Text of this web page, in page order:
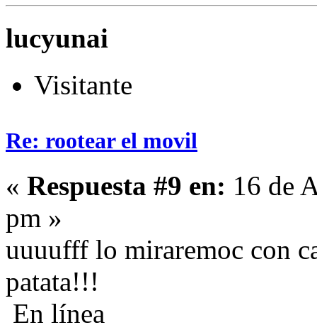
lucyunai
Visitante
Re: rootear el movil
« Respuesta #9 en: 16 de
pm »
uuuufff lo miraremoc con
patata!!!
En línea